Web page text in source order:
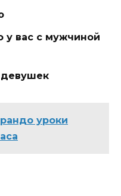
у вас с мужчиной
девушек
уроки